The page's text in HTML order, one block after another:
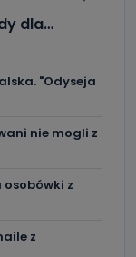
dla…
"Odyseja
nie mogli z
z
z